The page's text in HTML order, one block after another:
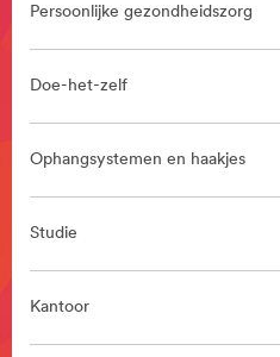
/3M/nl_BE/architectural-
be/
area
**
Automotive-
CarPersonalisation
url**
/3M/nl_BE/
Persoonlijke gezondheidszorg
Doe-het-zelf
Ophangsystemen en haakjes
Studie
Kantoor